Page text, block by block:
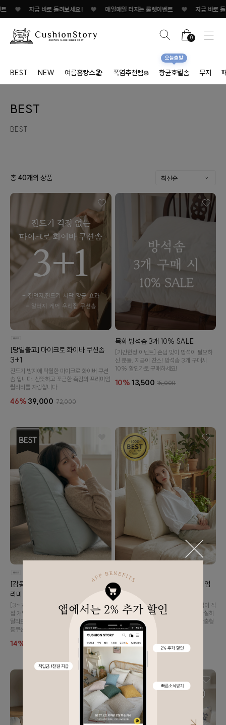
지금 바로 돌려보세요! 매일매일 터지는 룰렛이벤트 지금 바로 돌
0
BEST NEW 여름홈캉스🏖 폭염추천템❄️ 항균호텔솜
오늘출발
무지
BEST
BEST
총 40개의 상품
[당일출고] 마이크로 화이바 쿠션솜
3+1
진드기 방지에 탁월한 마이크로 화이버 쿠션
솜 입니다. 산뜻하고 포근한 촉감의 프리미엄
퀄리티를 자랑합니다.
46% 39,000 72,000
목화 방석솜 3개 10% SALE
[기간한정 이벤트] 손님 맞이 방석이 필요하
신 분들, 지금이 찬스! 방석솜 3개 구매시
10% 할인가로 구매하세요!
10% 13,500 15,000
[감동후기💕] 솜포함 라운드 탄탄 프
리미엄 등쿠션 (26color)
[3~7일 소요] 허리가 안 좋으신 대표님이 직
접 개발한 등쿠션..!🤍 사용해 보시면 확실히
달라요!👉🏻👈🏻 내 몸에 맞게 사용하는 맞춤형
등쿠션입니다 :)
14%
[감동후기💕] 솜포함 삼각 프리미엄
탄탄 등쿠션 (26color)
[3~7일 소요] 허리가 안 좋으신 대표님이 직
접 개발한 등쿠션..!🤍 사용해 보시면 확실히
달라요!👉🏻👈🏻 내 몸에 맞게 사용하는 맞춤형
등쿠션입니다 :)
15% 39,900 46,900